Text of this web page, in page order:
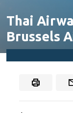
Thai
Brussels